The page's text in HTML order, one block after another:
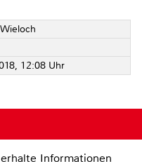
12:08 Uhr
Informationen